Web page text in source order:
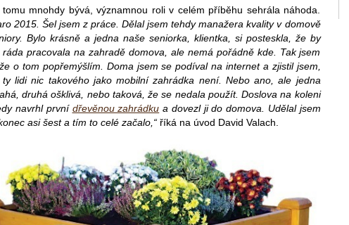
mnohdy bývá, významnou roli v celém příběhu sehrála náhoda.
2015. Šel jsem z práce. Dělal jsem tehdy manažera kvality v domově
Bylo krásně a jedna naše seniorka, klientka, si posteskla, že by
ráda pracovala na zahradě domova, ale nemá pořádně kde. Tak jsem
o tom popřemýšlím. Doma jsem se podíval na internet a zjistil jsem,
lidi nic takového jako mobilní zahrádka není. Nebo ano, ale jedna
druhá ošklivá, nebo taková, že se nedala použít. Doslova na koleni
navrhl první dřevěnou zahrádku a dovezl ji do domova. Udělal jsem
asi šest a tím to celé začalo,“říká na úvod David Valach.